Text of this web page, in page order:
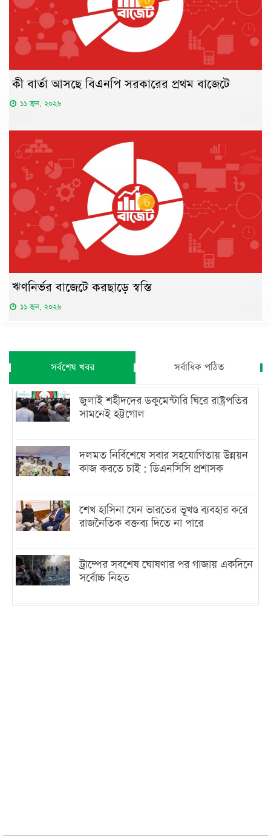
কী বার্তা আসছে বিএনপি সরকারের প্রথম বাজেটে
১১ জুন, ২০২৬
ঋণনির্ভর বাজেটে করছাড়ে স্বস্তি
১১ জুন, ২০২৬
সর্বশেষ খবর সর্বাধিক পঠিত
জুলাই শহীদদের ডকুমেন্টারি ঘিরে রাষ্ট্রপতির
সামনেই হট্টগোল
দলমত নির্বিশেষে সবার সহযোগিতায় উন্নয়ন
কাজ করতে চাই : ডিএনসিসি প্রশাসক
শেখ হাসিনা যেন ভারতের ভূখণ্ড ব্যবহার করে
রাজনৈতিক বক্তব্য দিতে না পারে
ট্রাম্পের সবশেষ ঘোষণার পর গাজায় একদিনে
সর্বোচ্চ নিহত